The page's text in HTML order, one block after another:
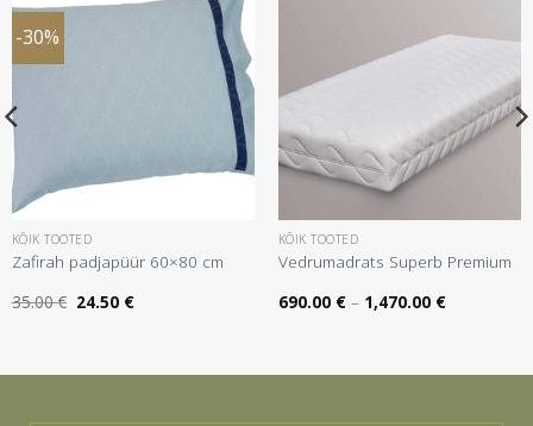
-30%
KÕIK TOOTED
Zafirah padjapüür 60×80 cm
35.00€ Algne
24.50 €Praegune
KÕIK TOOTED
Vedrumadrats Superb Premium
690.00 € – 1,470.00 €